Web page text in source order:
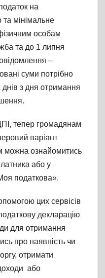
на
мінімальне
особам
та до 1 липня
–
суми потрібно
з дня отримання
тепер громадянам
варіант
можна ознайомитись
або у
податкова».
цих сервісів
декларацію
для отримання
про наявність чи
отримати
або